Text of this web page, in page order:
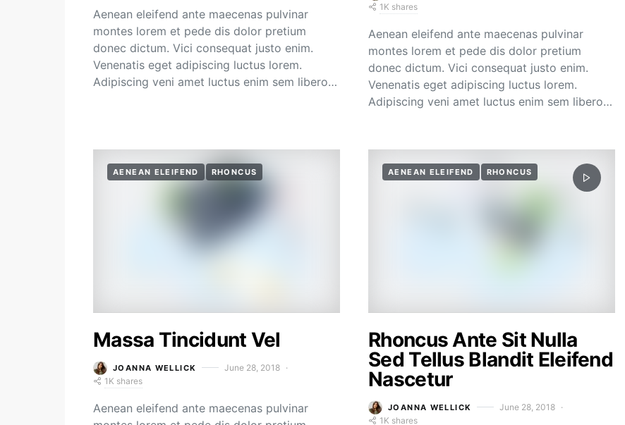
Aenean eleifend ante maecenas pulvinar
montes lorem et pede dis dolor pretium
donec dictum. Vici consequat justo enim.
Venenatis eget adipiscing luctus lorem.
Adipiscing veni amet luctus enim sem libero…
1K shares
Aenean eleifend ante maecenas pulvinar
montes lorem et pede dis dolor pretium
donec dictum. Vici consequat justo enim.
Venenatis eget adipiscing luctus lorem.
Adipiscing veni amet luctus enim sem libero…
AENEAN ELEIFEND RHONCUS
Massa Tincidunt Vel
JOANNA WELLICK
June 28, 2018
1K shares
Aenean eleifend ante maecenas pulvinar
AENEAN ELEIFEND RHONCUS
Rhoncus Ante Sit Nulla
Sed Tellus Blandit Eleifend
Nascetur
JOANNA WELLICK
June 28, 2018
1K shares